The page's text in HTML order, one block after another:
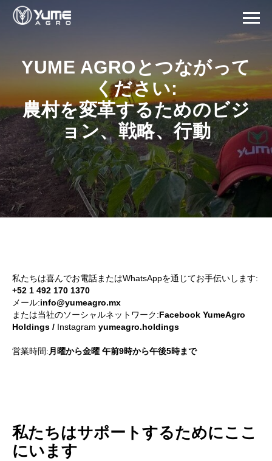
YUME AGROとつながって
ください:
農村を変革するためのビジ
ョン、戦略、行動
私たちは喜んでお電話またはWhatsAppを通じてお手伝いします:
+52 1 492 170 1370
メール:info@yumeagro.mx
または当社のソーシャルネットワーク:Facebook YumeAgro
Holdings / Instagram yumeagro.holdings
営業時間:月曜から金曜 午前9時から午後5時まで
私たちはサポートするためにここ
にいます